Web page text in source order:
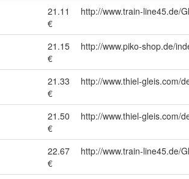
21.11
€
http://www.train-line45.de/
21.15
€
http://www.piko-shop.de/
21.33
€
http://www.thiel-gleis.com/
21.50
€
http://www.thiel-gleis.com/
22.67
€
http://www.train-line45.de/